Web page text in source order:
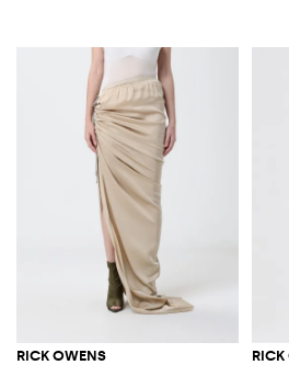
RICK OWENS RICK